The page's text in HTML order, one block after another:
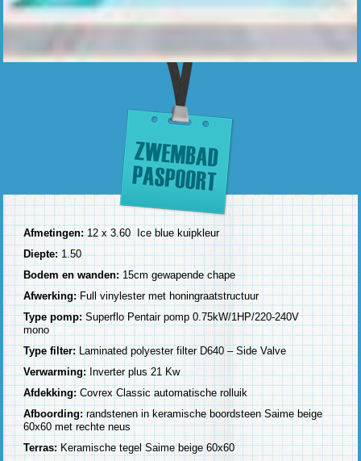
Afmetingen:12 x 3.60 Ice blue kuipkleur
Diepte:1.50
Bodem en wanden:15cm gewapende chape
Afwerking: Full vinylester met honingraatstructuur
Type pomp: Superflo Pentair pomp 0.75kW/1HP/220-240V
mono
Type filter: Laminated polyester filter D640 – Side Valve
Verwarming: Inverter plus 21 Kw
Afdekking:Covrex Classic automatische rolluik
Afboording:randstenen in keramische boordsteen Saime beige
60x60 met rechte neus
Terras: Keramische tegel Saime beige 60x60